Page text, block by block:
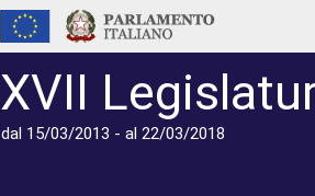
XVII
dal 15/03/2013 - al 22/03/2018